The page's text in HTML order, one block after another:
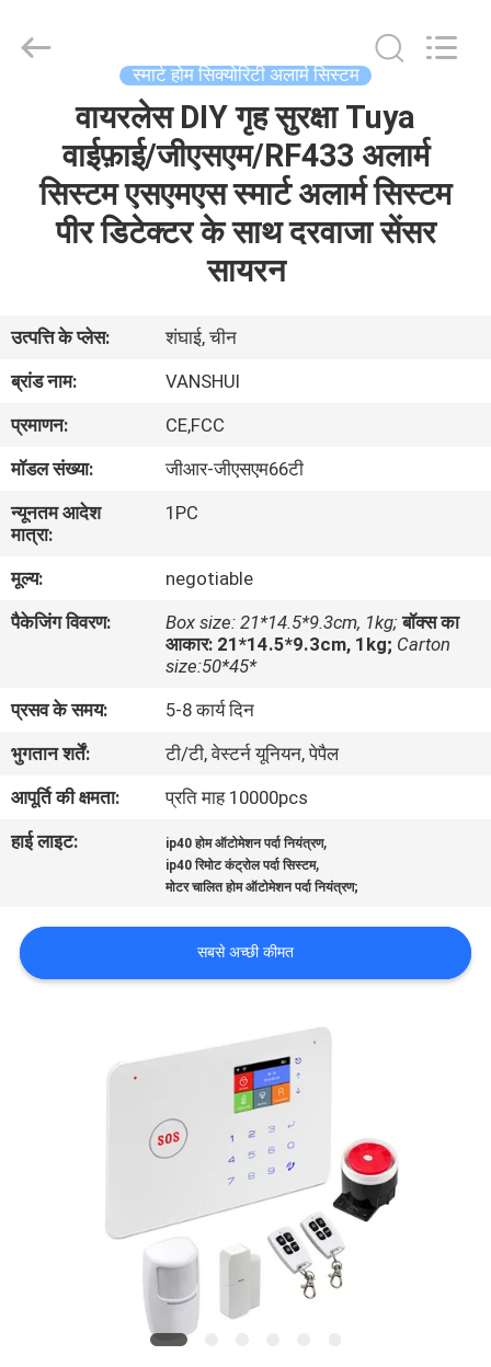
उत्पाद
हमारे
बारे
कारखाने
का
दौरा
गुणवत्ता
संपर्क
करें
मांगें
साइटमैप
ENTERPRISE
COMPANY
स्मार्ट होम सिक्योरिटी अलार्म सिस्टम
वायरलेस DIY गृह सुरक्षा Tuya
वाईफ़ाई/जीएसएम/RF433 अलार्म
सिस्टम एसएमएस स्मार्ट अलार्म सिस्टम
पीर डिटेक्टर के साथ दरवाजा सेंसर
सायरन
उत्पत्ति के प्लेस:
शंघाई, चीन
ब्रांड नाम:
VANSHUI
प्रमाणन:
CE,FCC
मॉडल संख्या:
जीआर-जीएसएम66टी
न्यूनतम आदेश
मात्रा:
1PC
मूल्य:
negotiable
पैकेजिंग विवरण:
Box size: 21*14.5*9.3cm, 1kg; बॉक्स का
आकार: 21*14.5*9.3cm, 1kg; Carton
size:50*45*
प्रसव के समय:
5-8 कार्य दिन
भुगतान शर्तें:
टी/टी, वेस्टर्न यूनियन, पेपैल
आपूर्ति की क्षमता:
प्रति माह 10000pcs
हाई लाइट:
ip40 होम ऑटोमेशन पर्दा नियंत्रण,
ip40 रिमोट कंट्रोल पर्दा सिस्टम,
मोटर चालित होम ऑटोमेशन पर्दा नियंत्रण;
सबसे अच्छी कीमत